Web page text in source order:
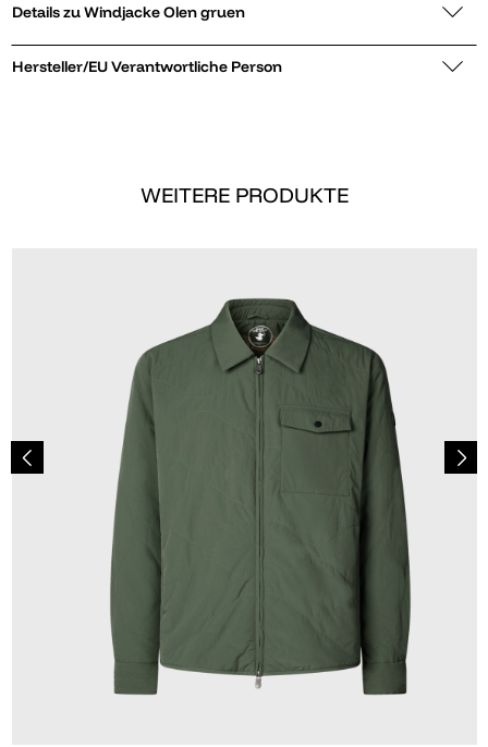
Details zu Windjacke Olen gruen
Hersteller/EU Verantwortliche Person
WEITERE PRODUKTE